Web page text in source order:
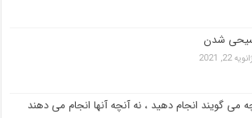
شدن
22, 2021
می گویند انجام دهید ، نه آنچه آنها انجام می دهند